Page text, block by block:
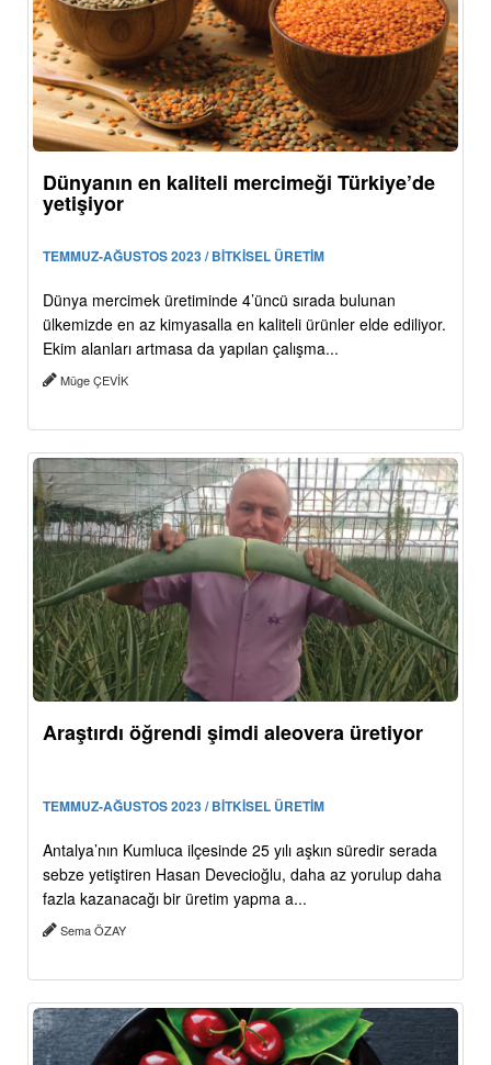
Dünyanın en kaliteli mercimeği Türkiye’de
yetişiyor
TEMMUZ-AĞUSTOS 2023 / BİTKİSEL ÜRETİM
Dünya mercimek üretiminde 4’üncü sırada bulunan
ülkemizde en az kimyasalla en kaliteli ürünler elde ediliyor.
Ekim alanları artmasa da yapılan çalışma...
Müge ÇEVİK
Araştırdı öğrendi şimdi aleovera üretiyor
TEMMUZ-AĞUSTOS 2023 / BİTKİSEL ÜRETİM
Antalya’nın Kumluca ilçesinde 25 yılı aşkın süredir serada
sebze yetiştiren Hasan Devecioğlu, daha az yorulup daha
fazla kazanacağı bir üretim yapma a...
Sema ÖZAY